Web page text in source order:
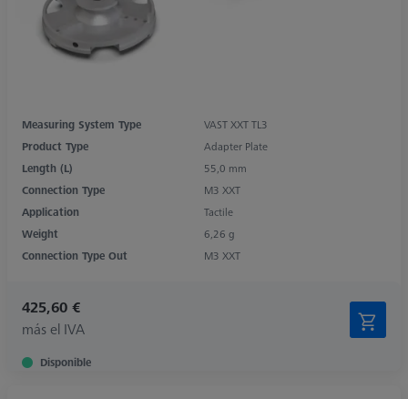
Measuring System Type
VAST XXT TL3
Product Type
Adapter Plate
Length (L)
55,0 mm
Connection Type
M3 XXT
Application
Tactile
Weight
6,26 g
Connection Type Out
M3 XXT
425,60 €
más el IVA
Disponible